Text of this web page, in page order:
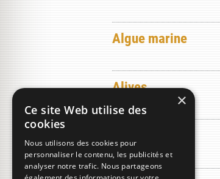
Algue marine
Alives
×
Ce site Web utilise des
cookies
Nous utilisons des cookies pour
personnaliser le contenu, les publicités et
analyser notre trafic. Nous partageons